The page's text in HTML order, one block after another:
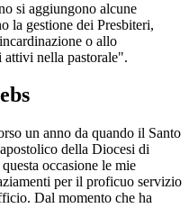
si aggiungono alcune
la gestione dei Presbiteri,
o allo
attivi nella pastorale".
un anno da quando il Santo
della Diocesi di
occasione le mie
per il proficuo servizio
Dal momento che ha